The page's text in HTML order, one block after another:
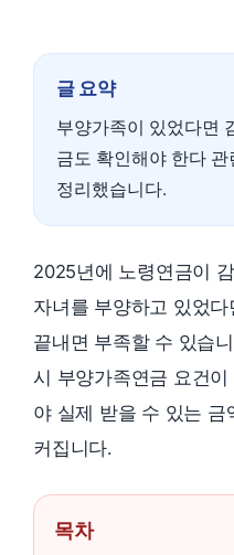
글 요약
부양가족이 있었다면
금도 확인해야 한다
정리했습니다.
2025년에 노령연금이
자녀를 부양하고 있었
끝내면 부족할 수 있습
시 부양가족연금 요건
야 실제 받을 수 있는 금
커집니다.
목차